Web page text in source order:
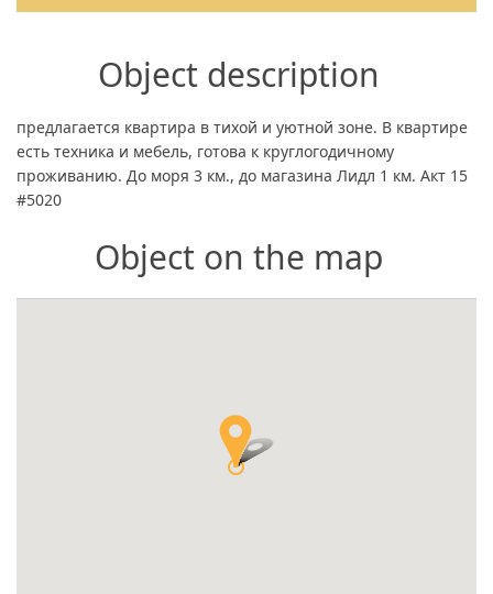
Object description
предлагается квартира в тихой и уютной зоне. В квартире
есть техника и мебель, готова к круглогодичному
проживанию. До моря 3 км., до магазина Лидл 1 км. Акт 15
#5020
Object on the map